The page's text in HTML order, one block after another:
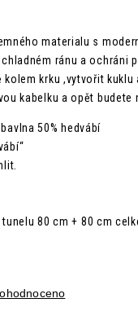
materialu s
ránu a ochráni
kolem krku ,vytvořit
kabelku a opět budete
bavlna50% hedvábí
80 cm + 80 cm